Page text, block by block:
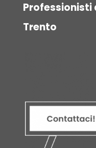
Professionisti
Trento